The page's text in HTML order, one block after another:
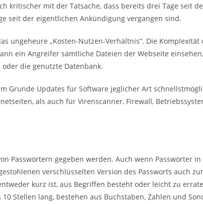
kritischer mit der Tatsache, dass bereits drei Tage seit
seit der eigentlichen Ankündigung vergangen sind.
ungeheure „Kosten-Nutzen-Verhältnis“. Die Komplexität
ein Angreifer sämtliche Dateien der Webseite
die genutzte Datenbank.
Grunde Updates für Software jeglicher Art
als auch für Virenscanner, Firewall,
Passwörtern gegeben werden. Auch wenn Passwörter in
verschlüsselten Version des Passworts auch
kurz ist, aus Begriffen besteht oder leicht zu
Stellen lang, bestehen aus Buchstaben, Zahlen und